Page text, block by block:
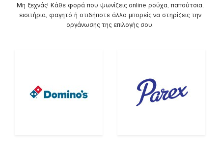
Μη ξεχνάς! Κάθε φορά που ψωνίζεις online ρούχα, παπούτσια,
εισιτήρια, φαγητό ή οτιδήποτε άλλο μπορείς να στηρίζεις την
οργάνωσης της επιλογής σου.